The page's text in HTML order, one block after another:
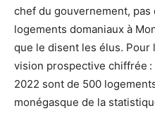
chef du gouvernement, pas
logements domaniaux à
que le disent les élus. Pour
vision prospective chiffrée :
2022 sont de 500
monégasque de la